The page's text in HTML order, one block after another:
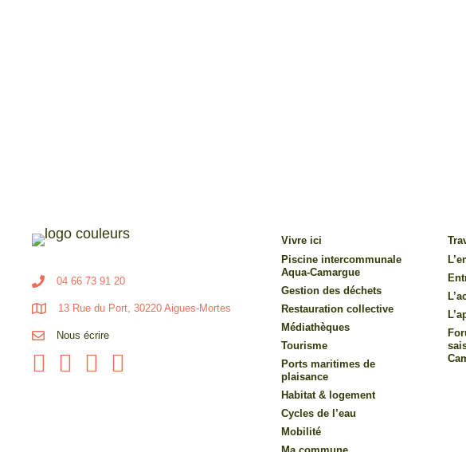
04 66 73 91 20
13 Rue du Port, 30220 Aigues-Mortes
Nous écrire
Vivre ici
Piscine intercommunale
Aqua-Camargue
Gestion des déchets
Restauration collective
Médiathèques
Tourisme
Ports maritimes de
plaisance
Habitat & logement
Cycles de l’eau
Mobilité